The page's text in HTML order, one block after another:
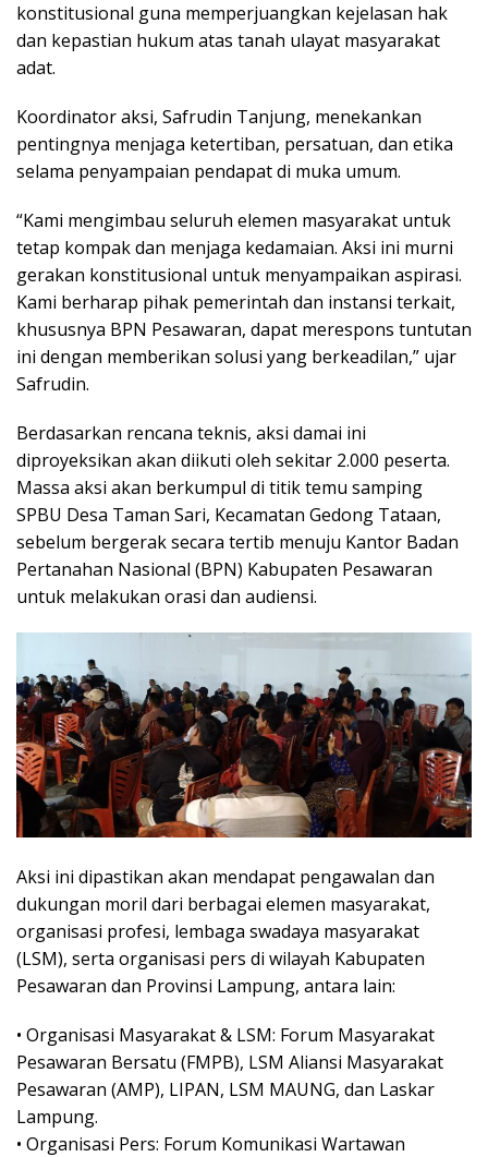
konstitusional guna memperjuangkan kejelasan hak
dan kepastian hukum atas tanah ulayat masyarakat
adat.
Koordinator aksi, Safrudin Tanjung, menekankan
pentingnya menjaga ketertiban, persatuan, dan etika
selama penyampaian pendapat di muka umum.
“Kami mengimbau seluruh elemen masyarakat untuk
tetap kompak dan menjaga kedamaian. Aksi ini murni
gerakan konstitusional untuk menyampaikan aspirasi.
Kami berharap pihak pemerintah dan instansi terkait,
khususnya BPN Pesawaran, dapat merespons tuntutan
ini dengan memberikan solusi yang berkeadilan,” ujar
Safrudin.
Berdasarkan rencana teknis, aksi damai ini
diproyeksikan akan diikuti oleh sekitar 2.000 peserta.
Massa aksi akan berkumpul di titik temu samping
SPBU Desa Taman Sari, Kecamatan Gedong Tataan,
sebelum bergerak secara tertib menuju Kantor Badan
Pertanahan Nasional (BPN) Kabupaten Pesawaran
untuk melakukan orasi dan audiensi.
Aksi ini dipastikan akan mendapat pengawalan dan
dukungan moril dari berbagai elemen masyarakat,
organisasi profesi, lembaga swadaya masyarakat
(LSM), serta organisasi pers di wilayah Kabupaten
Pesawaran dan Provinsi Lampung, antara lain:
• Organisasi Masyarakat & LSM: Forum Masyarakat
Pesawaran Bersatu (FMPB), LSM Aliansi Masyarakat
Pesawaran (AMP), LIPAN, LSM MAUNG, dan Laskar
Lampung.
• Organisasi Pers: Forum Komunikasi Wartawan